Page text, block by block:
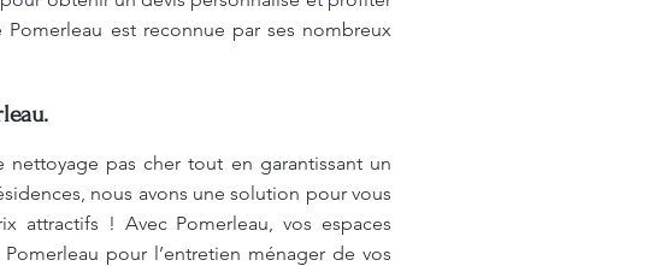
est reconnue par ses nombreux
pas cher tout en garantissant un
nous avons une solution pour vous
attractifs ! Avec Pomerleau, vos espaces
pour l’entretien ménager de vos